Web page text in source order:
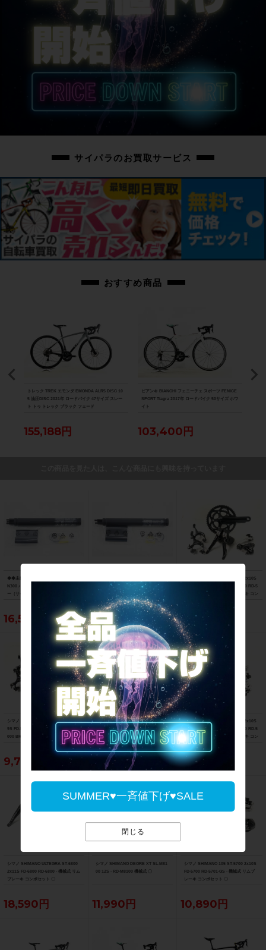
SUMMER♥一斉値下げ♥SALE
閉じる
サイパラのお買取サービス
おすすめ商品
トレック TREK エモンダ EMONDA ALR5 DISC 10
5 油圧DISC 2021年 ロードバイク 47サイズ スレー
ト トゥ トレック ブラック フェード
155,188円
ビアンキ BIANCHI フェニーチェ スポーツ FENICE
SPORT Tiagra 2017年 ロードバイク 50サイズ ホワ
イト
103,400円
◆◆未使用 シマノ SHIMANO Di2 BT-D
N300 バッテリー SD300 内蔵バッテリ
ー（サイクルパラダイス大阪より配
16,500円
N300 バッテリー SD300 内蔵バッテリ
ー（サイクルパラダイス大阪より配
送）
16,500円
シマノ SHIMANO 105 ST-5700 2x10S
FC-5750 50-34T/170mm FD-5700 RD-5
700 BR-5700 機械式 リムブレーキ コン
19,690円
シマノ SHIMANO SORA ST-R3000 2x
9S FD-R3000 バンド径34.9mm RD-R3
000 BR-R3000 機械式 リムブレーキ コ
9,790円
シマノ SHIMANO ACERA ST-T3000 3
x9S FD-T3000-TS バンド径34.9mm R
D-T3000 - 機械式 リムブレーキ 〇
7,590円
シマノ SHIMANO 105 ST-5600 2x10S
FC-5650 50-34T/175mm FD-5600 RD-5
600 BR-5600 機械式 リムブレーキ コン
ポセット 〇
14,190円
シマノ SHIMANO ULTEGRA ST-6800
2x11S FD-6800 RD-6800 - 機械式 リム
ブレーキ コンポセット 〇
18,590円
シマノ SHIMANO DEORE XT SL-M81
00 12S - RD-M8100 機械式 〇
11,990円
シマノ SHIMANO 105 ST-5700 2x10S
FD-5700 RD-5701-GS - 機械式 リムブ
レーキ コンポセット 〇
10,890円